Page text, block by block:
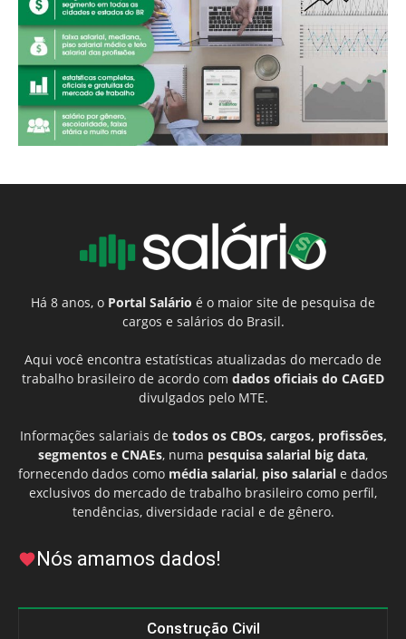
Há 8 anos, o Portal Salário é o maior site de pesquisa de
cargos e salários do Brasil.
Aqui você encontra estatísticas atualizadas do mercado de
trabalho brasileiro de acordo com dados oficiais do CAGED
divulgados pelo MTE.
Informações salariais de todos os CBOs, cargos, profissões,
segmentos e CNAEs, numa pesquisa salarial big data,
fornecendo dados como média salarial, piso salarial e dados
exclusivos do mercado de trabalho brasileiro como perfil,
tendências, diversidade racial e de gênero.
Nós amamos dados!
Construção Civil